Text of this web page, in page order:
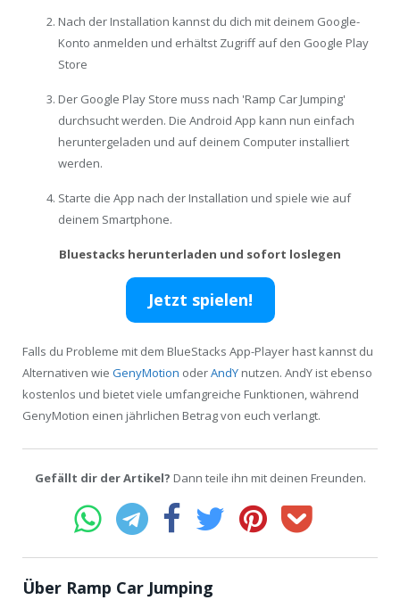
Nach der Installation kannst du dich mit deinem Google-
Konto anmelden und erhältst Zugriff auf den Google Play
Store
Der Google Play Store muss nach 'Ramp Car Jumping'
durchsucht werden. Die Android App kann nun einfach
heruntergeladen und auf deinem Computer installiert
werden.
Starte die App nach der Installation und spiele wie auf
deinem Smartphone.
Bluestacks herunterladen und sofort loslegen
Jetzt spielen!
Falls du Probleme mit dem BlueStacks App-Player hast kannst du
Alternativen wie GenyMotion oderAndY nutzen. AndY ist ebenso
kostenlos und bietet viele umfangreiche Funktionen, während
GenyMotion einen jährlichen Betrag von euch verlangt.
Gefällt dir der Artikel? Dann teile ihn mit deinen Freunden.
Über Ramp Car Jumping